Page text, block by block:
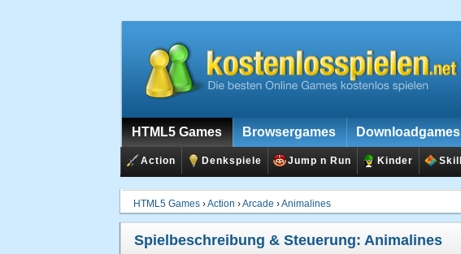
HTML5 Games Browsergames Downloadgames
Action Denkspiele Jump n Run Kinder Skill
HTML5 Games ›Action ›Arcade ›Animalines
Spielbeschreibung & Steuerung: Animalines